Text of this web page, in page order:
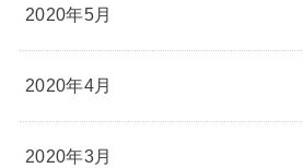
2020年5月
2020年4月
2020年3月